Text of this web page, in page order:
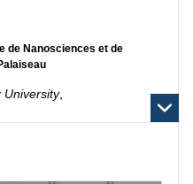
de Nanosciences et de
University,